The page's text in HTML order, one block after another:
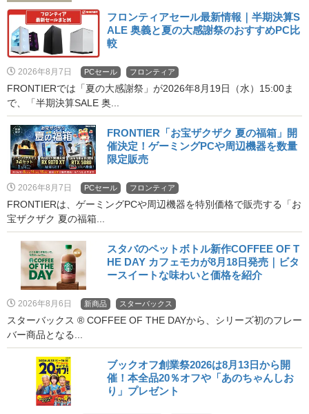
フロンティアセール最新情報｜半期決算S
ALE 奥義と夏の大感謝祭のおすすめPC比
較
2026年8月7日 PCセール フロンティア
FRONTIERでは「夏の大感謝祭」が2026年8月19日（水）15:00ま
で、「半期決算SALE 奥...
FRONTIER「お宝ザクザク 夏の福箱」開
催決定！ゲーミングPCや周辺機器を数量
限定販売
2026年8月7日 PCセール フロンティア
FRONTIERは、ゲーミングPCや周辺機器を特別価格で販売する「お
宝ザクザク 夏の福箱...
スタバのペットボトル新作COFFEE OF T
HE DAY カフェモカが8月18日発売｜ビタ
ースイートな味わいと価格を紹介
2026年8月6日 新商品 スターバックス
スターバックス ® COFFEE OF THE DAYから、シリーズ初のフレー
バー商品となる...
ブックオフ創業祭2026は8月13日から開
催！本全品20％オフや「あのちゃんしお
り」プレゼント